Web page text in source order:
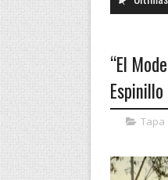
“El
Espinillo
Tapa